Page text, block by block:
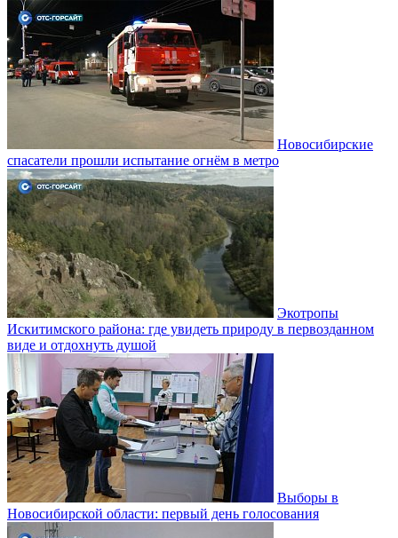
Новосибирские
спасатели прошли испытание огнём в метро
Экотропы
Искитимского района: где увидеть природу в первозданном
виде и отдохнуть душой
Выборы в
Новосибирской области: первый день голосования